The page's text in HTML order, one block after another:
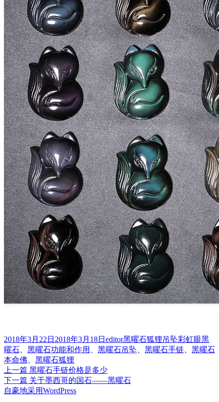
发
布
于
2018年3月22日 2018年3月18日 作
者
editor分
类
黑曜石狐狸吊坠标
签
彩虹眼黑
曜石
黑曜石功能和作用 黑曜石吊坠 黑曜石手链
黑曜石
本命佛
黑曜石狐狸
文
章
上一篇 上
篇
文
黑曜石手链价格是多少
下一篇 下
篇
关于墨西哥的国石——黑曜石
自豪地采用WordPress